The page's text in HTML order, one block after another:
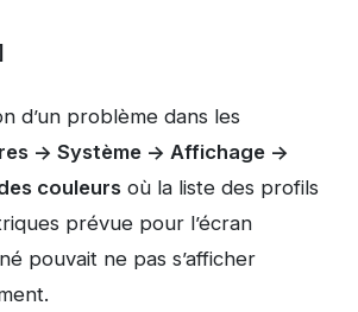
d’un problème dans les
-> Système -> Affichage ->
couleurs où la liste des profils
prévue pour l’écran
pouvait ne pas s’afficher